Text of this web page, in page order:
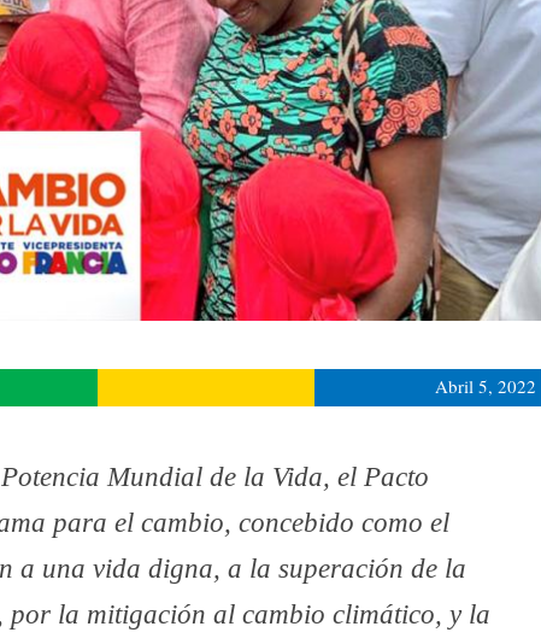
Abril 5, 2022
Mundial de la Vida, el Pacto
para el cambio, concebido como el
a una vida digna, a la superación de la
la mitigación al cambio climático, y la